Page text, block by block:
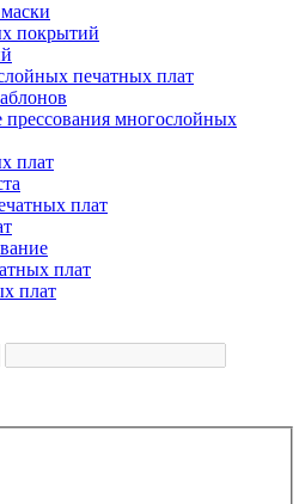
покрытий
печатных плат
прессования многослойных
плат
плат
плат
плат